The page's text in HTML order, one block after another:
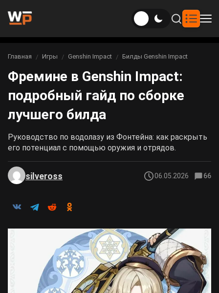
Новости
Новости Genshin Impact
Новости Honkai: Star Rail
Новости Zenless Zone Zero
Игры
Genshin Impact
Gothic 1 Remake
Crimson Desert
Zenless Zone Zero
Билды
Билды Genshin Impact
Билды Honkai: Star Rail
Билды Zenless Zone Zero
Билды Neverness to Everness
Билды Arknights: Endfield
Билды Wuthering Waves
Интересное
Рейтинги
Аниме
Фильмы и сериалы
Вы здесь:
Главная Игры Genshin Impact Билды Genshin Impact
Фремине в Genshin Impact:
подробный гайд по сборке
лучшего билда
Руководство по водолазу из Фонтейна: как раскрыть
его потенциал с помощью оружия и отрядов.
silveross 06.05.2026 66